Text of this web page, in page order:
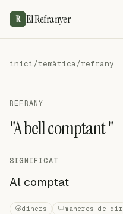
R El Refranyer
inici/temàtica/refrany
REFRANY
"A bell comptant "
SIGNIFICAT
Al comptat
diners maneres de dir